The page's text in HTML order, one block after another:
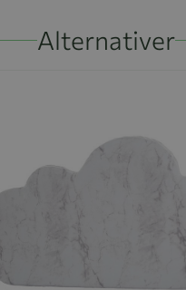
Alternativer